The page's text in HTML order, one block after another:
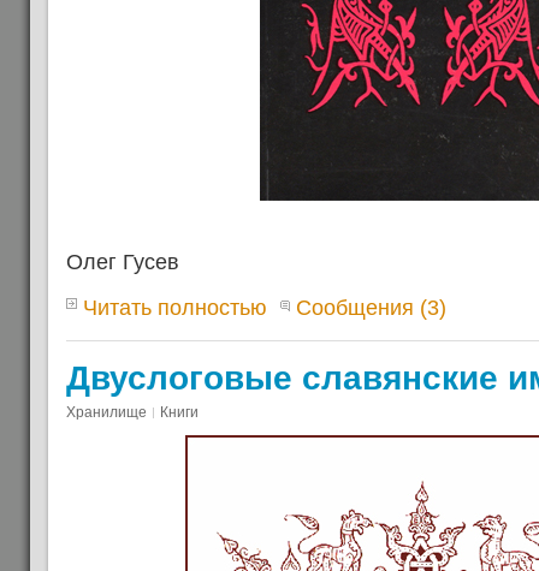
Олег Гусев
Читать полностью
Сообщения (3)
Двуслоговые славянские
Хранилище Книги